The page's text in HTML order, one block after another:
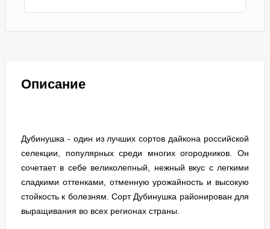
Описание
Дубинушка - один из лучших сортов дайкона российской
селекции, популярных среди многих огородников. Он
сочетает в себе великолепный, нежный вкус с легкими
сладкими оттенками, отменную урожайность и высокую
стойкость к болезням. Сорт Дубинушка районирован для
выращивания во всех регионах страны.